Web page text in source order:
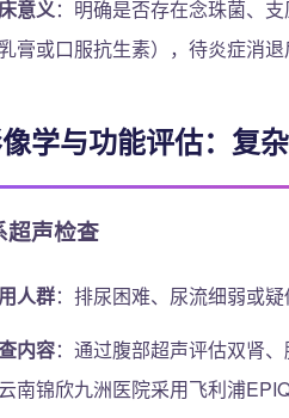
意义：明确是否存在念珠菌、
膏或口服抗生素），待炎症消退
学与功能评估：复
超声检查
人群：排尿困难、尿流细弱或疑
内容：通过腹部超声评估双肾
云南锦欣九洲医院采用飞利浦